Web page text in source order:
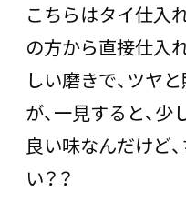
こちらはタイ仕入
の方から直接仕入
しい磨きで、ツヤ
が、一見すると、
良い味なんだけど
い？？